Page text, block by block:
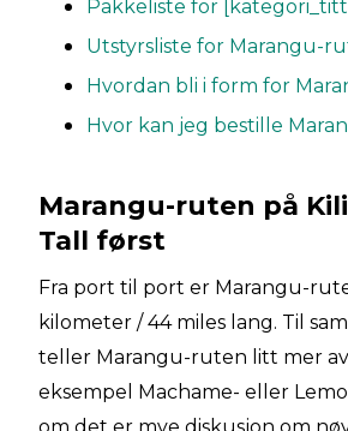
Pakkeliste for
Utstyrsliste for Marangu-
Hvordan bli i form for
Hvor kan jeg bestille
Marangu-ruten på
Tall først
Fra port til port er Marangu-
kilometer / 44 miles lang. Til
teller Marangu-ruten litt mer
eksempel Machame- eller